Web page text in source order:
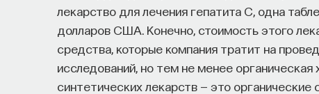
лекарство для лечения гепатита С, одна
долларов США. Конечно, стоимость этого
средства, которые компания тратит на
исследований, но тем не менее
синтетических лекарств — это органические